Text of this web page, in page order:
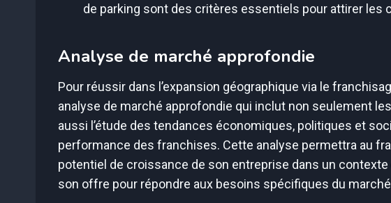
de parking sont des critères essentiels pour attirer les
Analyse de marché approfondie
Pour réussir dans l’expansion géographique via le
analyse de marché approfondie qui inclut non seulement
aussi l’étude des tendances économiques, politiques et
performance des franchises. Cette analyse permettra au
potentiel de croissance de son entreprise dans un
son offre pour répondre aux besoins spécifiques du